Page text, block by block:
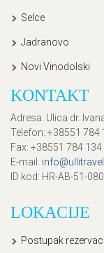
Selce
Jadranovo
Novi Vinodolski
KONTAKT
Adresa: Ulica dr.
Telefon: +38551 784
Fax: +38551 784 134
E-mail :
ID kod: HR-AB-51-
LOKACIJE
Postupak